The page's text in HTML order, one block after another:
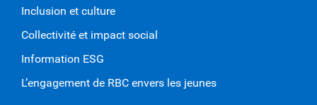
Inclusion et culture
Collectivité et impact social
Information ESG
L’engagement de RBC envers les jeunes